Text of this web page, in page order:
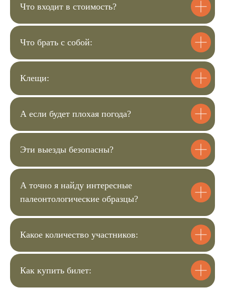
Что входит в стоимость?
Что брать с собой:
Клещи:
А если будет плохая погода?
Эти выезды безопасны?
А точно я найду интересные
палеонтологические образцы?
Какое количество участников:
Как купить билет:
билеты
Перейдите в корзину и заполните
Затем вы сможете оплатить билеты.
Мы с вами свяжемся для уточнения
деталей мероприятия.
Чек пришлём на почту, а